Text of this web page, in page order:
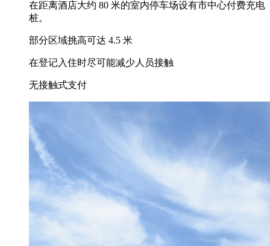
在距离酒店大约 80 米的室内停车场设有市中心付费充电
桩。
部分区域挑高可达 4.5 米
在登记入住时尽可能减少人员接触
无接触式支付